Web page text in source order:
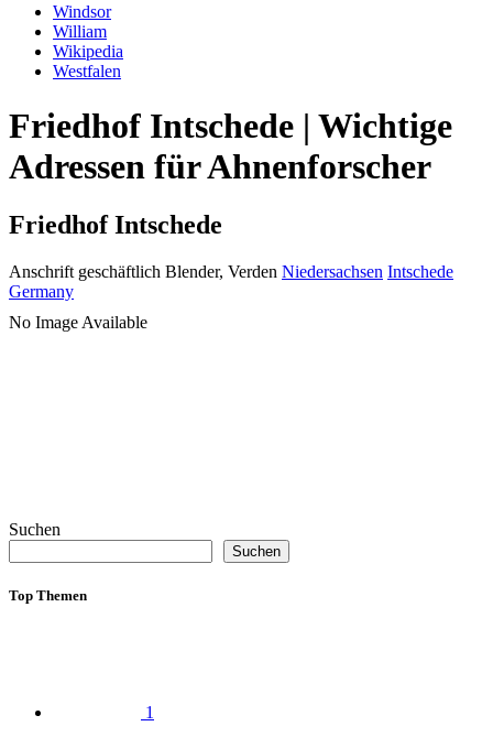
Windsor
William
Wikipedia
Westfalen
Friedhof Intschede | Wichtige
Adressen für Ahnenforscher
Friedhof Intschede
Anschrift geschäftlich Blender, Verden Niedersachsen Intschede
Germany
No Image Available
Suchen
Suchen
Top Themen
1